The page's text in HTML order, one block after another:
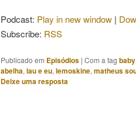
Podcast: Play in new window |
Subscribe: RSS
Publicado em Episódios | Com a tag
abelha, lau e eu, lemoskine, matheus
Deixe uma resposta